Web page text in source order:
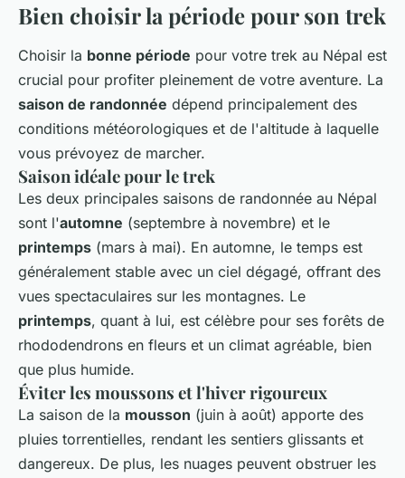
Bien choisir la période pour son trek
Choisir la bonne période pour votre trek au Népal est
crucial pour profiter pleinement de votre aventure. La
saison de randonnée dépend principalement des
conditions météorologiques et de l'altitude à laquelle
vous prévoyez de marcher.
Saison idéale pour le trek
Les deux principales saisons de randonnée au Népal
sont l'automne (septembre à novembre) et le
printemps (mars à mai). En automne, le temps est
généralement stable avec un ciel dégagé, offrant des
vues spectaculaires sur les montagnes. Le
printemps, quant à lui, est célèbre pour ses forêts de
rhododendrons en fleurs et un climat agréable, bien
que plus humide.
Éviter les moussons et l'hiver rigoureux
La saison de la mousson (juin à août) apporte des
pluies torrentielles, rendant les sentiers glissants et
dangereux. De plus, les nuages peuvent obstruer les